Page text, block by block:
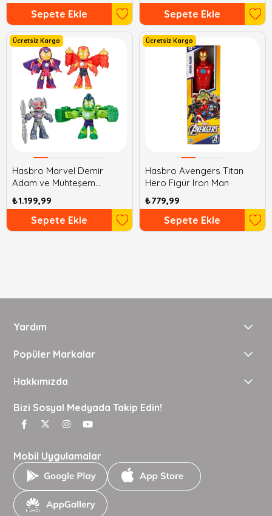
Sepete Ekle Sepete Ekle
Hasbro Marvel Demir
Adam ve Muhteşem
Arkadaşları Figür
₺1.199,99
Ücretsiz Kargo
Sepete Ekle
Hasbro Avengers Titan
Hero Figür Iron Man
₺779,99
Ücretsiz Kargo
Sepete Ekle
Yardım
Popüler Markalar
Hakkımızda
Bizi Sosyal Medyada Takip Edin!
Mobil Uygulamalar